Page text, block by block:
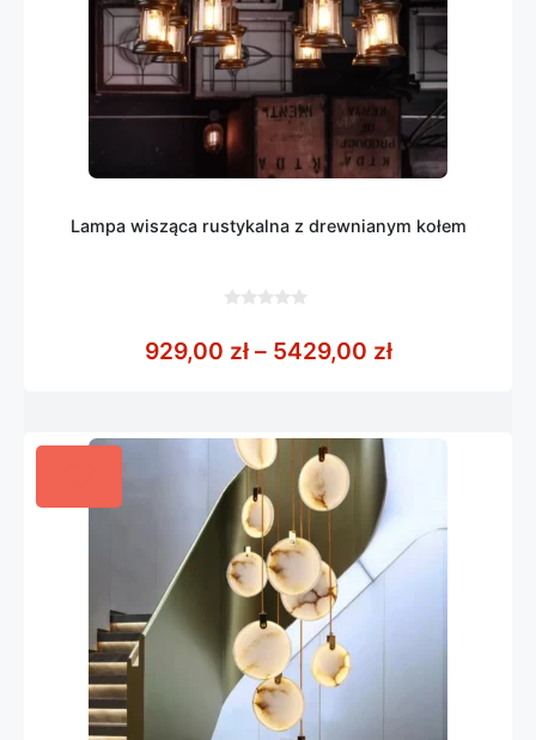
Lampa wisząca rustykalna z drewnianym kołem
5
929,00 zł – 5429,00 złZakres cen: